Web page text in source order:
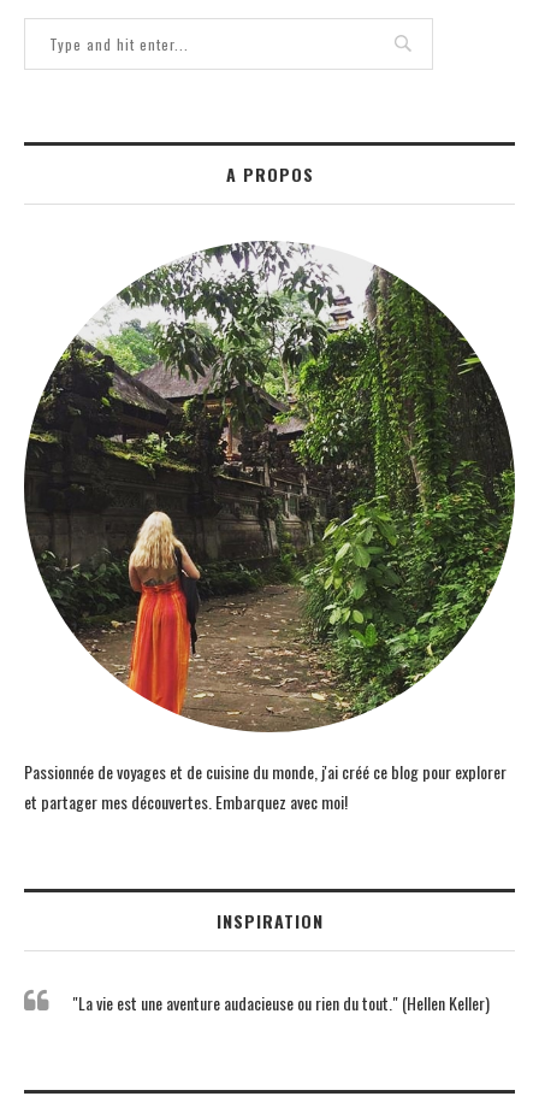
A PROPOS
Passionnée de voyages et de cuisine du monde, j'ai créé ce blog pour explorer
et partager mes découvertes. Embarquez avec moi!
INSPIRATION
"La vie est une aventure audacieuse ou rien du tout." (Hellen Keller)